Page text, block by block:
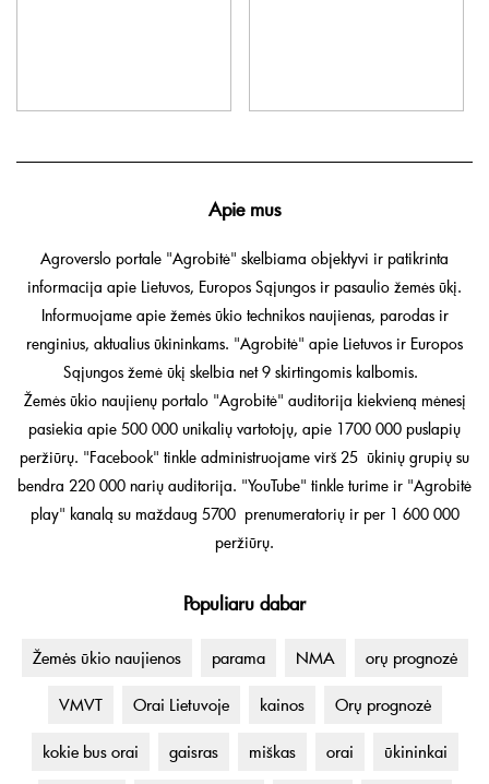
Apie mus
Agroverslo portale "Agrobitė" skelbiama objektyvi ir patikrinta
informacija apie Lietuvos, Europos Sąjungos ir pasaulio žemės ūkį.
Informuojame apie žemės ūkio technikos naujienas, parodas ir
renginius, aktualius ūkininkams. "Agrobitė" apie Lietuvos ir Europos
Sąjungos žemė ūkį skelbia net 9 skirtingomis kalbomis.
Žemės ūkio naujienų portalo "Agrobitė" auditorija kiekvieną mėnesį
pasiekia apie 500 000 unikalių vartotojų, apie 1700 000 puslapių
peržiūrų. "Facebook" tinkle administruojame virš 25 ūkinių grupių su
bendra 220 000 narių auditorija. "YouTube" tinkle turime ir "Agrobitė
play" kanalą su maždaug 5700 prenumeratorių ir per 1 600 000
peržiūrų.
Populiaru dabar
Žemės ūkio naujienos parama NMA orų prognozė
VMVT Orai Lietuvoje kainos Orų prognozė
kokie bus orai gaisras miškas orai ūkininkai